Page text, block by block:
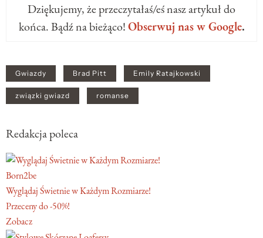
Dziękujemy, że przeczytałaś/eś nasz artykuł do
końca. Bądź na bieżąco!Obserwuj nas w Google.
Gwiazdy Brad Pitt Emily Ratajkowski
związki gwiazd romanse
Redakcja poleca
Born2be
Wyglądaj Świetnie w Każdym Rozmiarze!
Przeceny do -50%!
Zobacz